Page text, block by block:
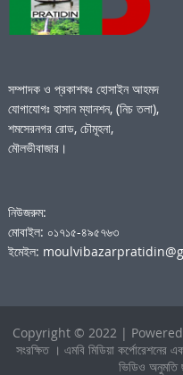
সম্পাদক ও প্রকাশকঃ হোসাইন আহমদ
যোগাযোগঃ হাসান ম্যানশন, (নিচ তলা),
শমসেরনগর রোড, চৌমূহনা,
মৌলভীবাজার।
নিউজরুম:
মোবাইল: ০১৭১৫-৪৯৫৭৬৩
ইমেইল:
Copyright © 2022 |
সংরক্ষিত । এমবি মিডিয়া
ভিডিও অনুমতি